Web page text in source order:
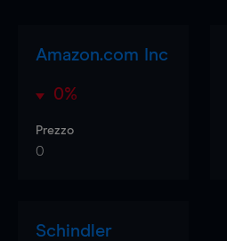
Amazon.com Inc
0%
Prezzo
0
Schindler